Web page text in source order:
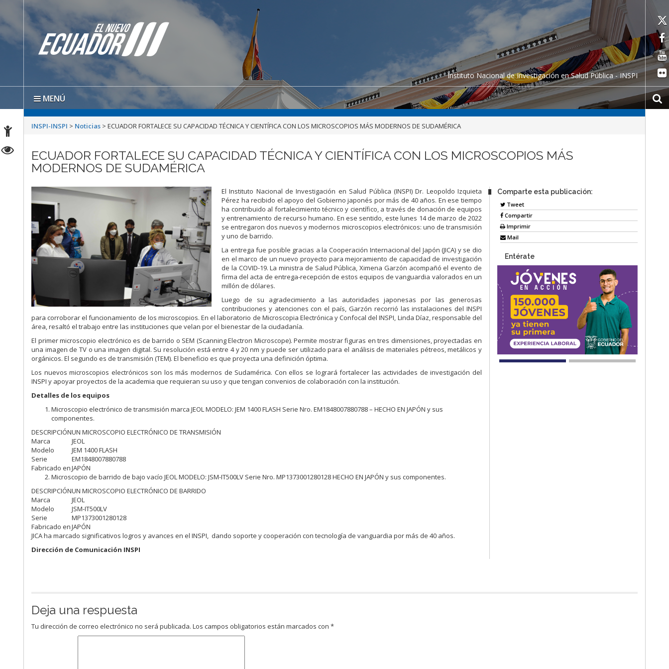
Instituto Nacional de Investigación en Salud Pública - INSPI
MENÚ
INSPI-INSPI > Noticias >ECUADOR FORTALECE SU CAPACIDAD TÉCNICA Y CIENTÍFICA CON LOS MICROSCOPIOS MÁS MODERNOS DE SUDAMÉRICA
ECUADOR FORTALECE SU CAPACIDAD TÉCNICA Y CIENTÍFICA CON LOS MICROSCOPIOS MÁS
MODERNOS DE SUDAMÉRICA
El Instituto Nacional de Investigación en Salud Pública (INSPI) Dr. Leopoldo Izquieta
Pérez ha recibido el apoyo del Gobierno japonés por más de 40 años. En ese tiempo
ha contribuido al fortalecimiento técnico y científico, a través de donación de equipos
y entrenamiento de recurso humano. En ese sentido, este lunes 14 de marzo de 2022
se entregaron dos nuevos y modernos microscopios electrónicos: uno de transmisión
y uno de barrido.
La entrega fue posible gracias a la Cooperación Internacional del Japón (JICA) y se dio
en el marco de un nuevo proyecto para mejoramiento de capacidad de investigación
de la COVID-19. La ministra de Salud Pública, Ximena Garzón acompañó el evento de
firma del acta de entrega-recepción de estos equipos de vanguardia valorados en un
millón de dólares.
Luego de su agradecimiento a las autoridades japonesas por las generosas
contribuciones y atenciones con el país, Garzón recorrió las instalaciones del INSPI
para corroborar el funcionamiento de los microscopios. En el laboratorio de Microscopia Electrónica y Confocal del INSPI, Linda Díaz, responsable del
área, resaltó el trabajo entre las instituciones que velan por el bienestar de la ciudadanía.
El primer microscopio electrónico es de barrido o SEM (Scanning Electron Microscope). Permite mostrar figuras en tres dimensiones, proyectadas en
una imagen de TV o una imagen digital. Su resolución está entre 4 y 20 nm y puede ser utilizado para el análisis de materiales pétreos, metálicos y
orgánicos. El segundo es de transmisión (TEM). El beneficio es que proyecta una definición óptima.
Los nuevos microscopios electrónicos son los más modernos de Sudamérica. Con ellos se logrará fortalecer las actividades de investigación del
INSPI y apoyar proyectos de la academia que requieran su uso y que tengan convenios de colaboración con la institución.
Detalles de los equipos
Microscopio electrónico de transmisión marca JEOL MODELO: JEM 1400 FLASH Serie Nro. EM1848007880788 – HECHO EN JAPÓN y sus
componentes.
DESCRIPCIÓNUN MICROSCOPIO ELECTRÓNICO DE TRANSMISIÓN
Marca
JEOL
Modelo
JEM 1400 FLASH
Serie
EM1848007880788
Fabricado enJAPÓN
Microscopio de barrido de bajo vacío JEOL MODELO: JSM-IT500LV Serie Nro. MP1373001280128 HECHO EN JAPÓN y sus componentes.
DESCRIPCIÓNUN MICROSCOPIO ELECTRÓNICO DE BARRIDO
Marca
JEOL
Modelo
JSM-IT500LV
Serie
MP1373001280128
Fabricado enJAPÓN
JICA ha marcado significativos logros y avances en el INSPI, dando soporte y cooperación con tecnología de vanguardia por más de 40 años.
Dirección de Comunicación INSPI
Comparte esta publicación:
Tweet
Compartir
Imprimir
Mail
Entérate
Deja una respuesta
Tu dirección de correo electrónico no será publicada. Los campos obligatorios están marcados con*